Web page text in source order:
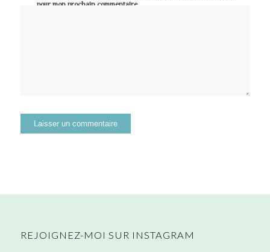
pour mon prochain commentaire.
REJOIGNEZ-MOI SUR INSTAGRAM